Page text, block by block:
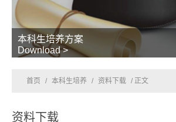
本科生培养方案
Download >
首页 / 本科生培养 / 资料下载 / 正文
资料下载